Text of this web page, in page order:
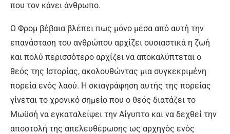
που τον κάνει άνθρωπο.
Ο Φρομ βέβαια βλέπει πως μόνο μέσα από αυτή την
επανάσταση του ανθρώπου αρχίζει ουσιαστικά η ζωή
και πολύ περισσότερο αρχίζει να αποκαλύπτεται ο
θεός της Ιστορίας, ακολουθώντας μια συγκεκριμένη
πορεία ενός λαού. Η σκιαγράφηση αυτής της πορείας
γίνεται το χρονικό σημείο που ο θεός διατάζει το
Μωϋσή να εγκαταλείψει την Αίγυπτο και να δεχθεί την
αποστολή της απελευθέρωσης ως αρχηγός ενός